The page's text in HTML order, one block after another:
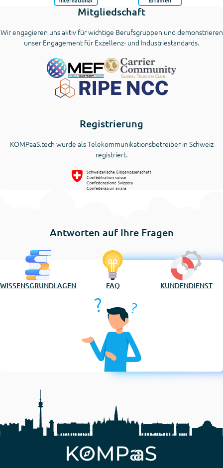
Mitgliedschaft
Wir engagieren uns aktiv für wichtige Berufsgruppen und demonstrieren
unser Engagement für Exzellenz- und Industriestandards.
Registrierung
KOMPaaS.tech wurde als Telekommunikationsbetreiber in Schweiz
registriert.
Antworten auf Ihre Fragen
WISSENSGRUNDLAGEN FAQ KUNDENDIENST